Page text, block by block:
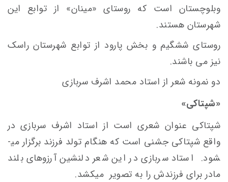
وبلوچستان است که روستای «مینان» از توابع این
شهرستان هستند.
روستای ششگیم و بخش پارود از توابع شهرستان راسک
نیز می باشند.
دو نمونه شعر از استاد محمد اشرف سربازی
«شپتاکی»
شپتاکی عنوان شعری است از استاد اشرف سربازی در
واقع شپتاکی جشنی است که هنگام تولد فرزند برگزار می­
شود. استاد سربازی در این شعر دلنشین آرزوهای بلند
مادر برای فرزندش را به تصویر میکشد.